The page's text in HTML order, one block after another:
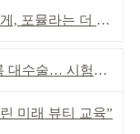
라는 더 산뜻하게!
시험자료 공용 허용
미래 뷰티 교육”